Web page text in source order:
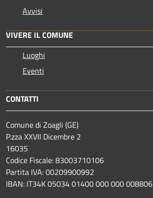
Avvisi
VIVERE IL COMUNE
Luoghi
Eventi
CONTATTI
Comune di Zoagli (GE)
P.zza XXVII Dicembre 2
16035
Codice Fiscale: 83003710106
Partita IVA: 00209900992
IBAN: IT34K 05034 01400 000 000 008806